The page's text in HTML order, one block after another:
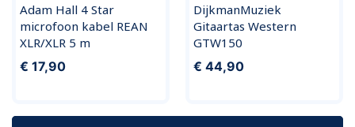
Adam Hall 4 Star
microfoon kabel REAN
XLR/XLR 5 m
€ 17,90
DijkmanMuziek
Gitaartas Western
GTW150
€ 44,90